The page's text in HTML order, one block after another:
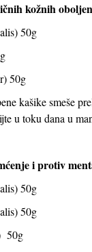
kožnih
50g
50g
kašike smeše
u toku dana u
i protiv
50g
50g
50g